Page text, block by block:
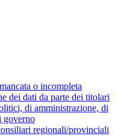
o incompleta
dei dati da parte dei titolari
di amministrazione, di
governo
regionali/provinciali